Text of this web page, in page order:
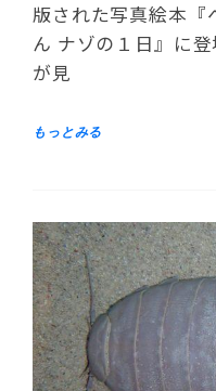
版された写真絵本『
ん ナゾの１日』に
が見